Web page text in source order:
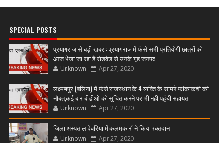
SPECIAL POSTS
प्रयागराज से बड़ी खबर : प्रयागराज में फंसे सभी प्रतियोगी छात्रों को
आज भेजा जा रहा है रोडवेज से उनके गृह जनपद
Unknown Apr 27, 2020
लक्ष्मणपुर (बलिया) में फंसे राजस्थान के 4 व्यक्ति के सामने फांकाकशी की
नौबत,कई बार बीडीओ को सूचित करने पर भी नही पहुंची सहायता
Unknown Apr 27, 2020
जिला अस्पताल देवरिया में कलमकारों ने किया रक्तदान
Unknown Apr 27, 2020